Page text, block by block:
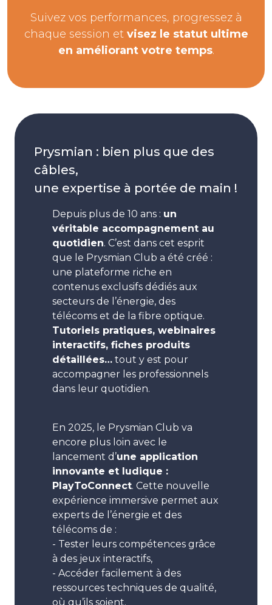
Suivez vos performances, progressez à
chaque session et visez le statut ultime
en améliorant votre temps.
Prysmian : bien plus que des
câbles,
une expertise à portée de main !
Depuis plus de 10 ans : un
véritable accompagnement au
quotidien. C’est dans cet esprit
que le Prysmian Club a été créé :
une plateforme riche en
contenus exclusifs dédiés aux
secteurs de l’énergie, des
télécoms et de la fibre optique.
Tutoriels pratiques, webinaires
interactifs, fiches produits
détaillées… tout y est pour
accompagner les professionnels
dans leur quotidien.
En 2025, le Prysmian Club va
encore plus loin avec le
lancement d’une application
innovante et ludique :
PlayToConnect. Cette nouvelle
expérience immersive permet aux
experts de l’énergie et des
télécoms de :
- Tester leurs compétences grâce
à des jeux interactifs,
- Accéder facilement à des
ressources techniques de qualité,
où qu’ils soient.